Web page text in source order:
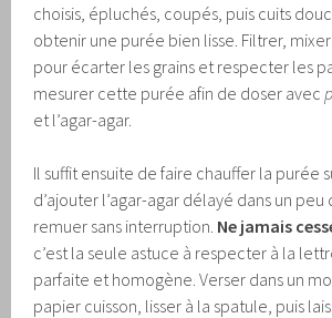
choisis, épluchés, coupés, puis cuits
obtenir une purée bien lisse. Filtrer,
pour écarter les grains et respecter les
mesurer cette purée afin de doser avec
et l’agar-agar.
Il suffit ensuite de faire chauffer la purée
d’ajouter l’agar-agar délayé dans un peu
remuer sans interruption. Ne jamais
c’est la seule astuce à respecter à la
parfaite et homogène. Verser dans un
papier cuisson, lisser à la spatule, puis